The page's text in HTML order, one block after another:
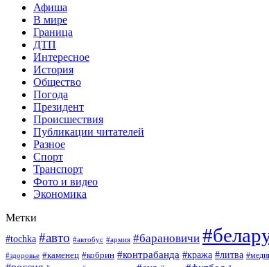
Афиша
В мире
Граница
ДТП
Интересное
История
Общество
Погода
Президент
Происшествия
Публикации читателей
Разное
Спорт
Транспорт
Фото и видео
Экономика
Метки
#tochka #авто #автобус #армия #барановичи
#здоровье #каменец #кобрин #контрабанда #кража #литва